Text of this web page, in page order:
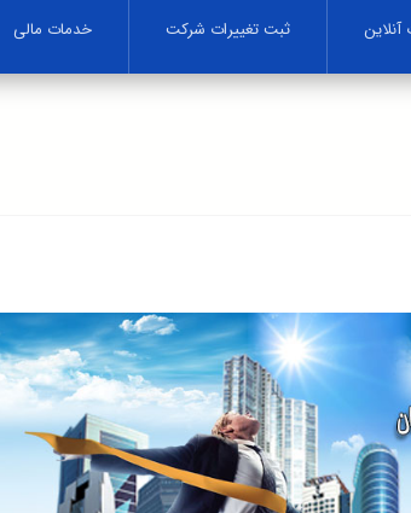
ثبت تغییرات شرکت خدمات مالی